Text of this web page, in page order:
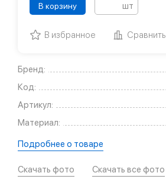
Бренд:
Код:
Артикул:
Материал:
Подробнее о товаре
Скачать фото Скачать все фото
В корзину шт
В избранное Сравнить